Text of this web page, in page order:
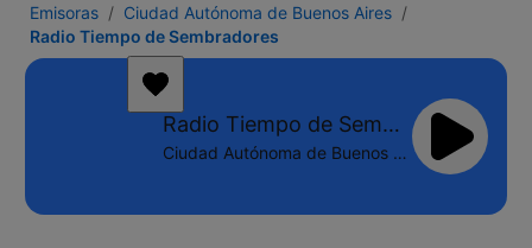
Emisoras
Ciudad Autónoma de Buenos Aires
Radio Tiempo de Sembradores
Radio Tiempo de Sembradores
Ciudad Autónoma de Buenos Aires - Online